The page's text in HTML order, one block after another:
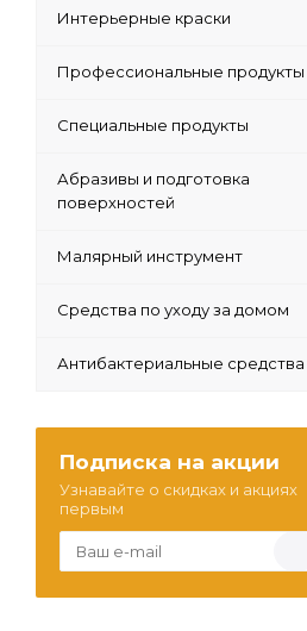
Интерьерные краски
Профессиональные продукты
Специальные продукты
Абразивы и подготовка
поверхностей
Малярный инструмент
Средства по уходу за домом
Антибактериальные средства
Подписка на акции
Узнавайте о скидках и акциях
первым